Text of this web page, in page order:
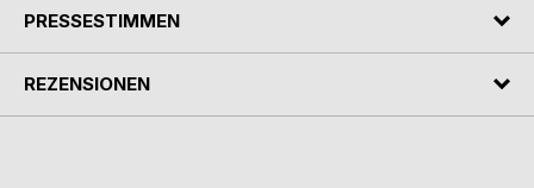
PRESSESTIMMEN
REZENSIONEN